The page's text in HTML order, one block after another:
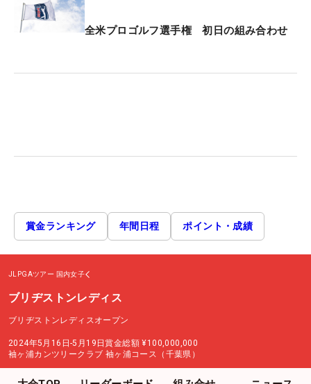
全米プロゴルフ選手権 初日の組み合わせ
賞金ランキング 年間日程 ポイント・成績
JLPGAツアー 国内女子
ブリヂストンレディス
ブリヂストンレディスオープン
2024年5月16日-5月19日賞金総額 ¥100,000,000
袖ヶ浦カンツリークラブ 袖ヶ浦コース（千葉県）